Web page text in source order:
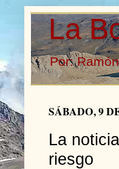
La
Por:
SÁBADO, 9
La
riesgo